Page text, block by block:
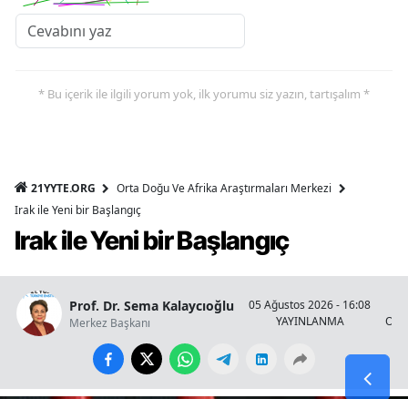
* Bu içerik ile ilgili yorum yok, ilk yorumu siz yazın, tartışalım *
21YYTE.ORG
Orta Doğu Ve Afrika Araştırmaları Merkezi
Irak ile Yeni bir Başlangıç
Irak ile Yeni bir Başlangıç
Prof. Dr. Sema Kalaycıoğlu
Merkez Başkanı
05 Ağustos 2026 - 16:08
YAYINLANMA